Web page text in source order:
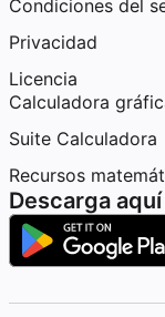
Condiciones del
Privacidad
Licencia
Calculadora
Suite Calculadora
Recursos
Descarga